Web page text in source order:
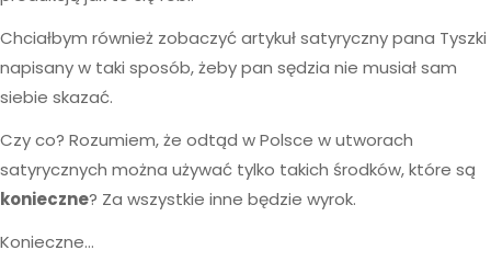
Chciałbym również zobaczyć artykuł satyryczny pana Tyszki
napisany w taki sposób, żeby pan sędzia nie musiał sam
siebie skazać.
Czy co? Rozumiem, że odtąd w Polsce w utworach
satyrycznych można używać tylko takich środków, które są
konieczne? Za wszystkie inne będzie wyrok.
Konieczne…